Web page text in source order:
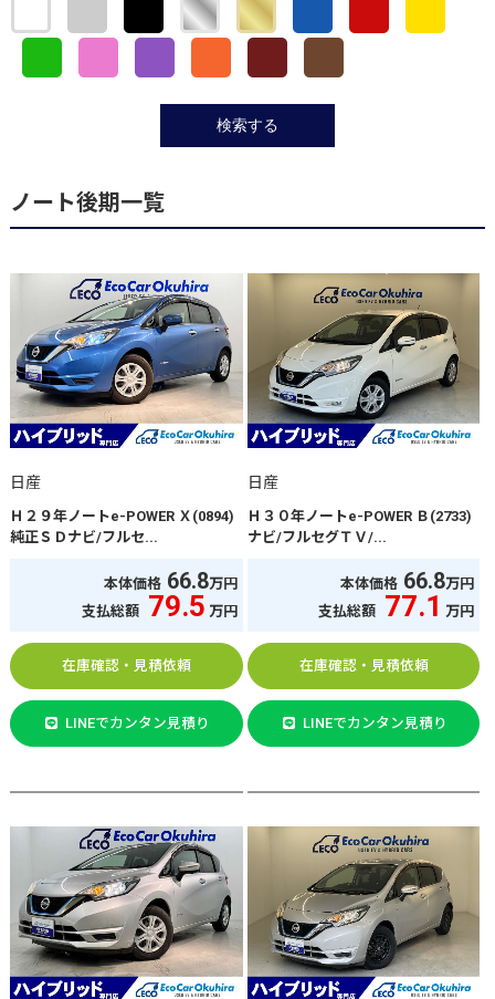
ノート後期一覧
日産
Ｈ２９年ノートe-POWER Ｘ(0894)
純正ＳＤナビ/フルセ...
本体価格 66.8万円
支払総額 79.5 万円
在庫確認・見積依頼
LINEでカンタン見積り
日産
Ｈ３０年ノートe-POWER Ｂ(2733)
ナビ/フルセグＴＶ/...
本体価格 66.8万円
支払総額 77.1 万円
在庫確認・見積依頼
LINEでカンタン見積り